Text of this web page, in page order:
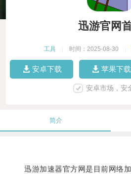
迅游官网
工具 时间：2025-08-30
安卓下载 苹果下载
安卓市场，安
简介
迅游加速器官方网是目前网络加